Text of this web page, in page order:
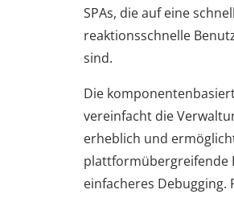
SPAs, die auf eine
reaktionsschnelle
sind.
Die
vereinfacht die
erheblich und
plattformübergreifende
einfacheres